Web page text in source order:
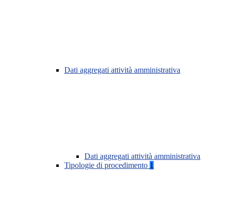
Dati aggregati attività amministrativa
Dati aggregati attività amministrativa
Tipologie di procedimento 1